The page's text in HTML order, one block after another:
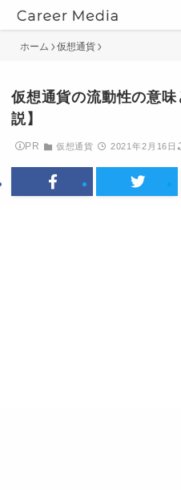
ホーム 仮想通貨
仮想通貨の流動性の意
説】
PR 仮想通貨 2021年2月16日